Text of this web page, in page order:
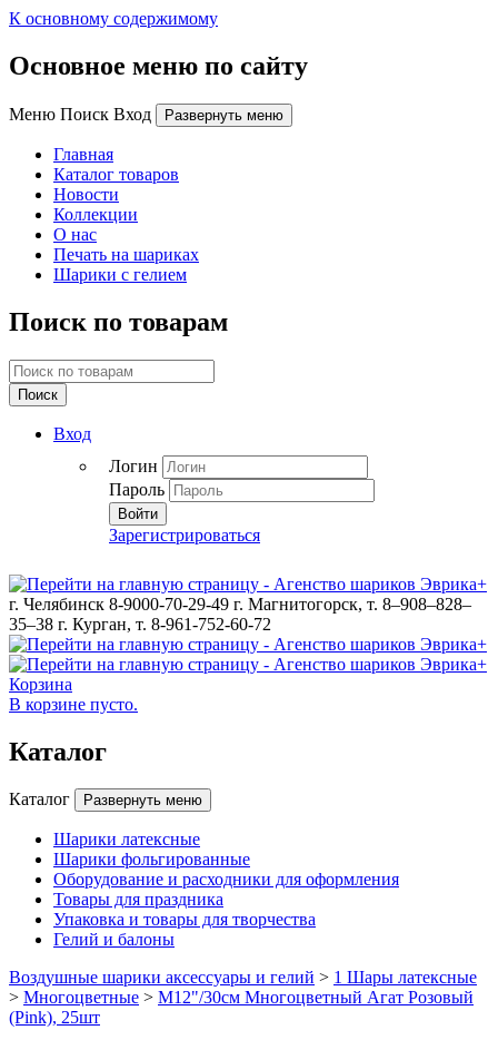
К основному содержимому
Основное меню по сайту
Меню Поиск Вход Развернуть меню
Главная
Каталог товаров
Новости
Коллекции
О нас
Печать на шариках
Шарики с гелием
Поиск по товарам
Поиск
Вход
Логин
Пароль
Войти
Зарегистрироваться
г. Челябинск 8-9000-70-29-49 г. Магнитогорск, т. 8–908–828–
35–38 г. Курган, т. 8-961-752-60-72
Корзина
В корзине пусто.
Каталог
Каталог Развернуть меню
Шарики латексные
Шарики фольгированные
Оборудование и расходники для оформления
Товары для праздника
Упаковка и товары для творчества
Гелий и балоны
Воздушные шарики аксессуары и гелий > 1 Шары латексные
> Многоцветные > M12"/30см Многоцветный Агат Розовый
(Pink), 25шт